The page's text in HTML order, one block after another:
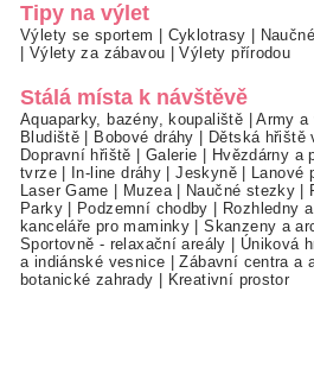
Tipy na výlet
Výlety se sportem Cyklotrasy
Výlety za zábavou |Výlety přírodou
Stálá místa k návštěvě
Aquaparky, bazény, koupaliště |Army a
Bludiště
Bobové dráhy Dětská hřiště
Dopravní hřiště
Galerie Hvězdárny a
tvrze| In-line dráhy |Jeskyně| Lanové
Laser Game
Muzea| Naučné stezky
Parky| Podzemní chodby Rozhledny
kanceláře pro maminky |Skanzeny a
Sportovně - relaxační areály
Úniková
a indiánské vesnice |Zábavní centra a
botanické zahrady
Kreativní prostor